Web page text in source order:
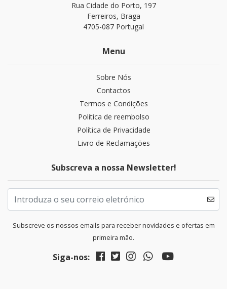
Rua Cidade do Porto, 197
Ferreiros, Braga
4705-087 Portugal
Menu
Sobre Nós
Contactos
Termos e Condições
Politica de reembolso
Política de Privacidade
Livro de Reclamações
Subscreva a nossa Newsletter!
Subscreve os nossos emails para receber novidades e ofertas em
primeira mão.
Siga-nos: